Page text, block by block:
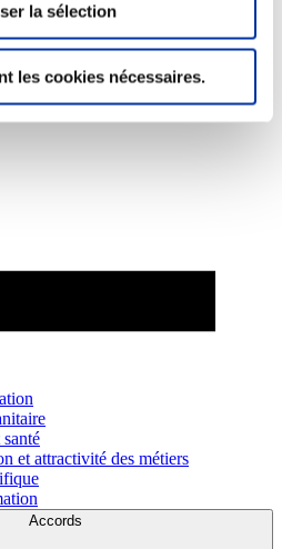
la sélection
les cookies nécessaires.
raisonnée et durable
et attractivité des métiers
Accords